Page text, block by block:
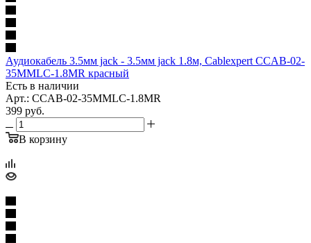
Аудиокабель 3.5мм jack - 3.5мм jack 1.8м, Cablexpert CCAB-02-
35MMLC-1.8MR красный
Есть в наличии
Арт.: CCAB-02-35MMLC-1.8MR
399 руб.
В корзину